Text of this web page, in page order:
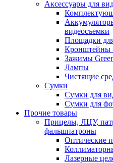
Аксессуары для
видеосъемки
Площадки
Кронштейны
Зажимы
Лампы
Чистящие
Сумки
Сумки для
Сумки для
Прочие товары
Прицелы, ЛЦУ,
фальшпатроны
Оптические
Лазерные